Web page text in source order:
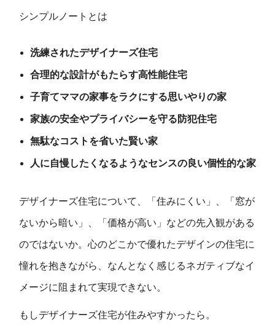
シンプルノートとは
洗練されたデザイナーズ住宅
合理的な設計がもたらす高性能住宅
子育てママの家事をラクにする思いやりの家
家族の安全やプライバシーを守る防犯住宅
無駄なコストを省いた賢い家
人に自慢したくなるようなセンスの良い個性的な家
デザイナーズ住宅について、「住みにくい」、「窓が
ないから暗い」、「価格が高い」などの先入観がある
のではないか。心のどこかで優れたデザインの住宅に
憧れを抱きながら、なんとなく感じるネガティブなイ
メージに阻まれて実現できない。
もしデザイナーズ住宅が住みやすかったら。